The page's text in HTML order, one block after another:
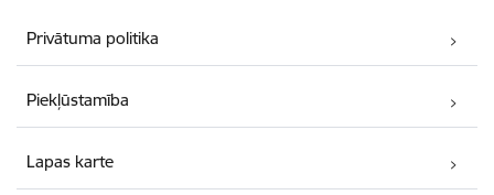
Privātuma politika
Piekļūstamība
Lapas karte